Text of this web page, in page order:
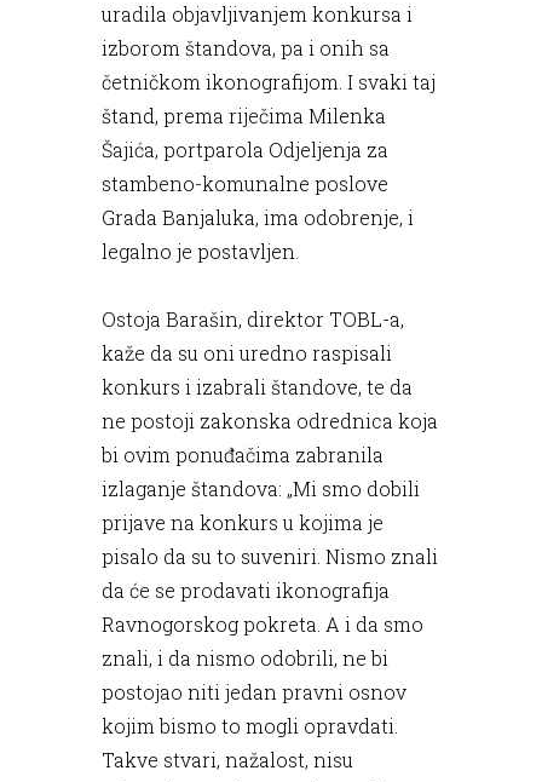
uradila objavljivanjem konkursa i
izborom štandova, pa i onih sa
četničkom ikonografijom. I svaki taj
štand, prema riječima Milenka
Šajića, portparola Odjeljenja za
stambeno-komunalne poslove
Grada Banjaluka, ima odobrenje, i
legalno je postavljen.
Ostoja Barašin, direktor TOBL-a,
kaže da su oni uredno raspisali
konkurs i izabrali štandove, te da
ne postoji zakonska odrednica koja
bi ovim ponuđačima zabranila
izlaganje štandova: „Mi smo dobili
prijave na konkurs u kojima je
pisalo da su to suveniri. Nismo znali
da će se prodavati ikonografija
Ravnogorskog pokreta. A i da smo
znali, i da nismo odobrili, ne bi
postojao niti jedan pravni osnov
kojim bismo to mogli opravdati.
Takve stvari, nažalost, nisu